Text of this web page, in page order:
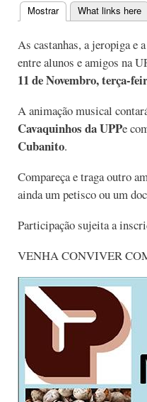
Separadores
Mostrar(separador ativo)
What links here
As castanhas, a jeropiga e
entre alunos e amigos na
11 de Novembro, terça-
A animação musical
Cavaquinhos da UPPe
Cubanito.
Compareça e traga outro
ainda um petisco ou um
Participação sujeita a
VENHA CONVIVER